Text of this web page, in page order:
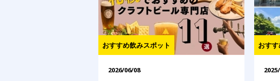
おすすめ飲みスポット
2026/06/08
おす